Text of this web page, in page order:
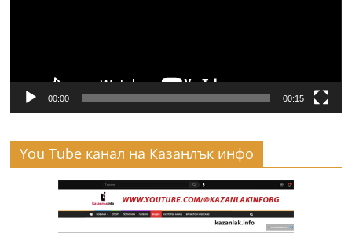
00:00 00:15
You Tube канал на Казанлък инфо